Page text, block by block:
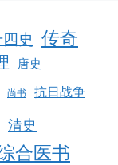
史 传奇
唐史
尚书 抗日战争
清史
合医书